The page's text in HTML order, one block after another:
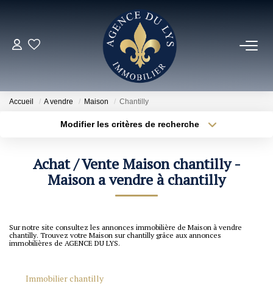
ACHETER
Louer
NOS VENDUS
NOS AGENCES
Accueil A vendre Maison Chantilly
Modifier les critères de recherche
Surface min Budget max
Créer une alerte
Achat / Vente Maison chantilly -
Maison a vendre à chantilly
Sur notre site consultez les annonces immobilière de Maison à vendre
chantilly. Trouvez votre Maison sur chantilly grâce aux annonces
immobilières de AGENCE DU LYS.
Immobilier chantilly